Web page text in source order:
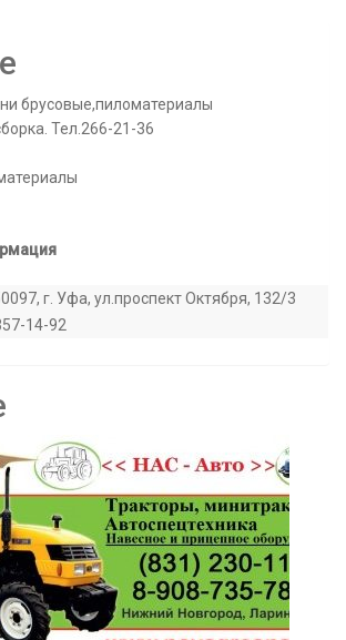
брусовые,пиломатериалы
Тел.266-21-36
г. Уфа, ул.проспект Октября, 132/3
14-92